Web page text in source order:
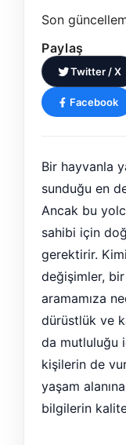
Son
Paylaş
Twitter / X
Facebook
Bir hayvanla
sunduğu en
Ancak bu
sahibi için
gerektirir.
değişimler,
aramamıza
dürüstlük ve
da mutluluğu
kişilerin de
yaşam
bilgilerin